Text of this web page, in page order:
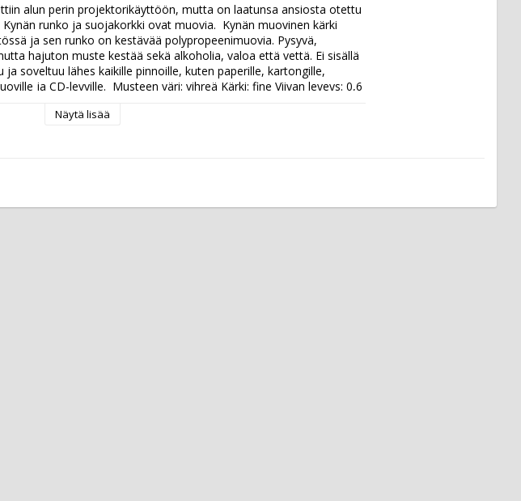
alun perin projektorikäyttöön, mutta on laatunsa ansiosta otettu
runko ja suojakorkki ovat muovia.  Kynän muovinen kärki
ja sen runko on kestävää polypropeenimuovia. Pysyvä,
hajuton muste kestää sekä alkoholia, valoa että vettä. Ei sisällä
soveltuu lähes kaikille pinnoille, kuten paperille, kartongille,
ja CD-levyille.  Musteen väri: vihreä Kärki: fine Viivan leveys: 0,6
Näytä lisää